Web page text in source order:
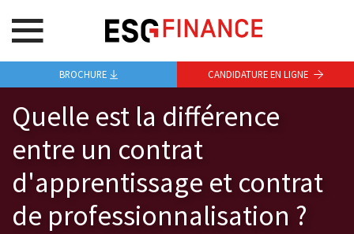
Quelle est la différence
entre un contrat
d'apprentissage et contrat
de professionnalisation ?
BROCHURE CANDIDATURE EN LIGNE